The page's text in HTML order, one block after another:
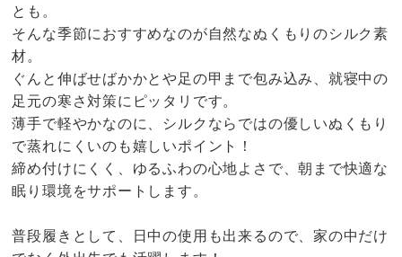
とも。
そんな季節におすすめなのが自然なぬくもりのシルク素
材。
ぐんと伸ばせばかかとや足の甲まで包み込み、就寝中の
足元の寒さ対策にピッタリです。
薄手で軽やかなのに、シルクならではの優しいぬくもり
で蒸れにくいのも嬉しいポイント！
締め付けにくく、ゆるふわの心地よさで、朝まで快適な
眠り環境をサポートします。
普段履きとして、日中の使用も出来るので、家の中だけ